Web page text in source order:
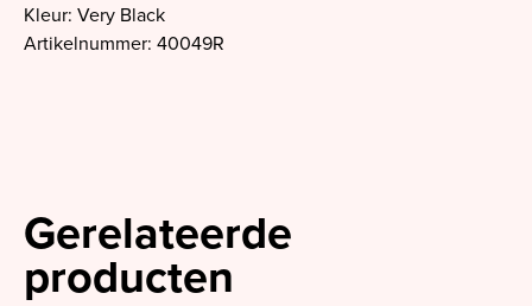
Kleur: Very Black
Artikelnummer: 40049R
Gerelateerde
producten